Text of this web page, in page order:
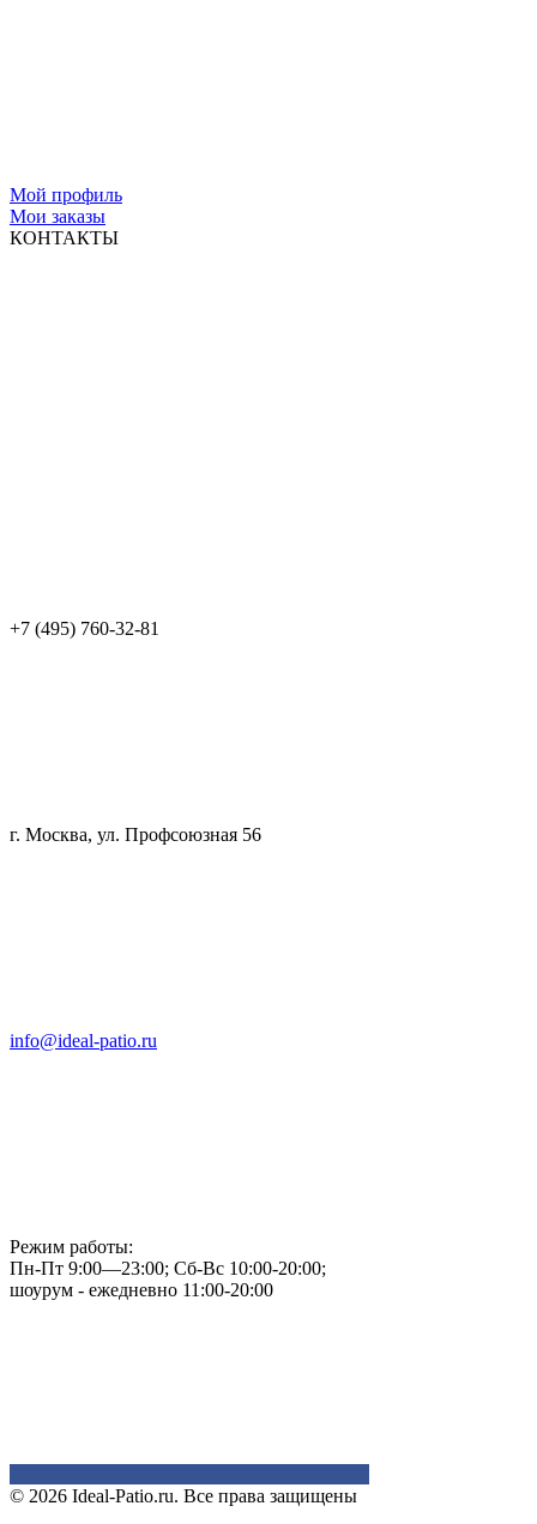
Мой профиль
Мои заказы
КОНТАКТЫ
+7 (495) 760-32-81
г. Москва, ул. Профсоюзная 56
info@ideal-patio.ru
Режим работы:
Пн-Пт 9:00—23:00; Сб-Вс 10:00-20:00;
шоурум - ежедневно 11:00-20:00
© 2026 Ideal-Patio.ru. Все права защищены